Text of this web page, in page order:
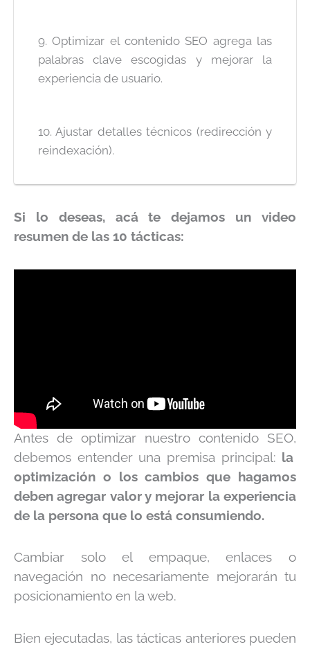
9. Optimizar el contenido SEO agrega las
palabras clave escogidas y mejorar la
experiencia de usuario.
10. Ajustar detalles técnicos (redirección y
reindexación).
Si lo deseas, acá te dejamos un video
resumen de las 10 tácticas:
Antes de optimizar nuestro contenido SEO,
debemos entender una premisa principal: la
optimización o los cambios que hagamos
deben agregar valor y mejorar la experiencia
de la persona que lo está consumiendo.
Cambiar solo el empaque, enlaces o
navegación no necesariamente mejorarán tu
posicionamiento en la web.
Bien ejecutadas, las tácticas anteriores pueden